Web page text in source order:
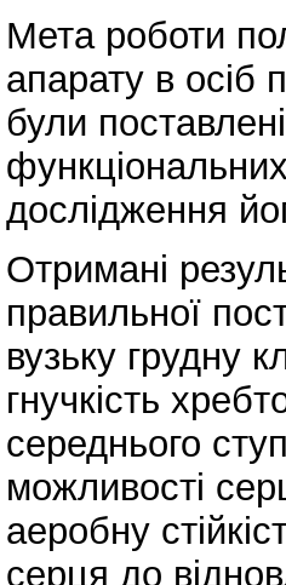
Мета роботи
апарату в осіб
були
дослідження
Отримані
правильної
вузьку грудну
гнучкість
середнього
можливості
аеробну
серця до